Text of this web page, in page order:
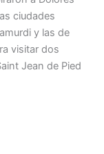
ciudades
y las de
visitar dos
Jean de Pied